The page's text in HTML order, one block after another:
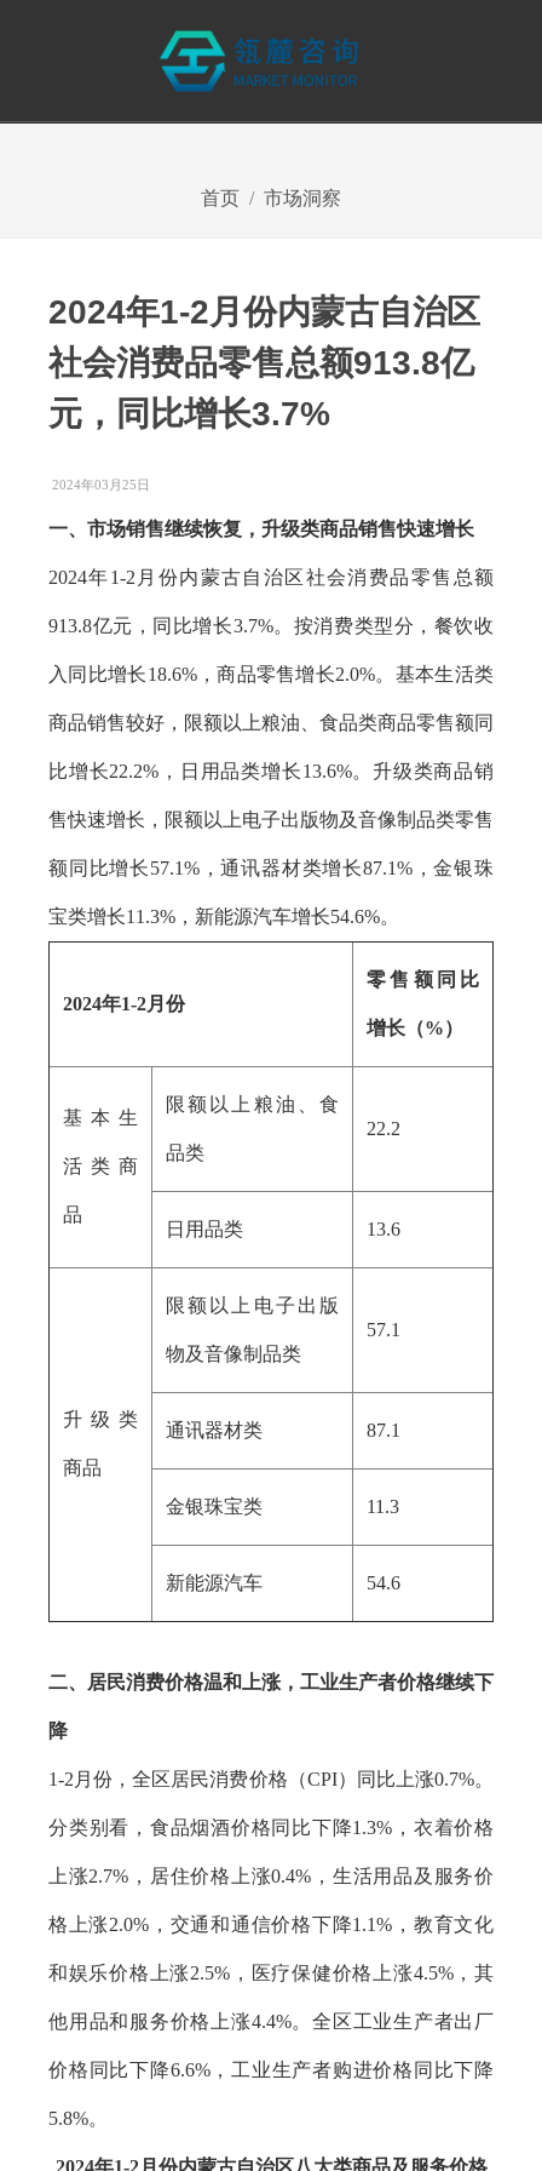
首页 市场洞察
2024年1-2月份内蒙古自治区
社会消费品零售总额913.8亿
元，同比增长3.7%
2024年03月25日
一、市场销售继续恢复，升级类商品销售快速增长
2024年1-2月份内蒙古自治区社会消费品零售总额
913.8亿元，同比增长3.7%。按消费类型分，餐饮收
入同比增长18.6%，商品零售增长2.0%。基本生活类
商品销售较好，限额以上粮油、食品类商品零售额同
比增长22.2%，日用品类增长13.6%。升级类商品销
售快速增长，限额以上电子出版物及音像制品类零售
额同比增长57.1%，通讯器材类增长87.1%，金银珠
宝类增长11.3%，新能源汽车增长54.6%。
2024年1-2月份
零售额同比
增长（%）
基本生
活类商
品
限额以上粮油、食
品类
22.2
日用品类 13.6
升级类
商品
限额以上电子出版
物及音像制品类
57.1
通讯器材类 87.1
金银珠宝类 11.3
新能源汽车 54.6
二、居民消费价格温和上涨，工业生产者价格继续下
降
1-2月份，全区居民消费价格（CPI）同比上涨0.7%。
分类别看，食品烟酒价格同比下降1.3%，衣着价格
上涨2.7%，居住价格上涨0.4%，生活用品及服务价
格上涨2.0%，交通和通信价格下降1.1%，教育文化
和娱乐价格上涨2.5%，医疗保健价格上涨4.5%，其
他用品和服务价格上涨4.4%。全区工业生产者出厂
价格同比下降6.6%，工业生产者购进价格同比下降
5.8%。
2024年1-2月份内蒙古自治区八大类商品及服务价格